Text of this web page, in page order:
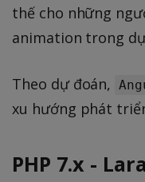
thế cho những
animation trong
Theo dự đoán,
xu hướng phát
PHP 7.x -